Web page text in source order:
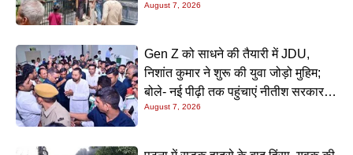
की जांच शुरू
August 7, 2026
Gen Z को साधने की तैयारी में JDU,
निशांत कुमार ने शुरू की युवा जोड़ो मुहिम;
बोले- नई पीढ़ी तक पहुंचाएं नीतीश सरकार के
20 सालों के काम
August 7, 2026